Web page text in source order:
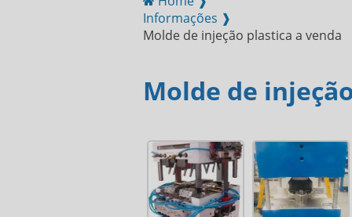
Informações ❱
Molde de injeção plastica a venda
Molde de